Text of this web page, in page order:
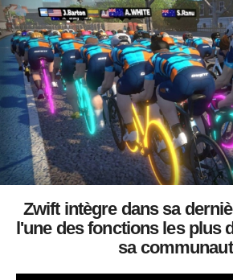
Zwift intègre dans sa
l'une des fonctions les plus
sa